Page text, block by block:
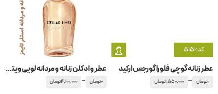
کد:5151
عطر زنانه گوچی فلورا گورجس ارکید
0تومان –
1,550,000تومان
عطر و ادکلن زنانه و مردانه لویی ویتان – لویی ویتون استلر تایمز
0تومان –
4,100,000تومان